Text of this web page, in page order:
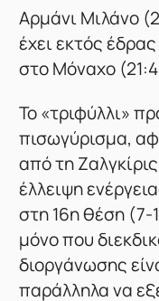
Αρμάνι Μιλάνο
έχει εκτός
στο Μόναχο
Το «τριφύλλι»
πισωγύρισμα,
από τη
έλλειψη
στη 16η θέση (7-
μόνο που
διοργάνωσης
παράλληλα να